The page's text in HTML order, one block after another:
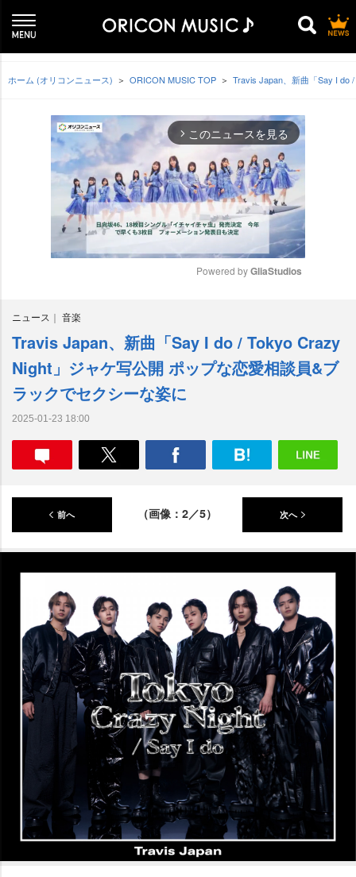
ホーム (オリコンニュース) ORICON MUSIC TOP Travis Japan、新曲「Say I do
arrow_forward_ios このニュースを見る
e
Powered by GliaStudios
ニュース 音楽
Travis Japan、新曲「Say I do / Tokyo Crazy
Night」ジャケ写公開 ポップな恋愛相談員&ブ
ラックでセクシーな姿に
2025-01-23 18:00
前へ （画像：2／5） 次へ